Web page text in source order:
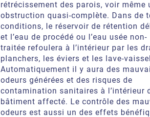
rétrécissement des parois, voir même
obstruction quasi-complète. Dans de
conditions, le réservoir de rétention
et l’eau de procédé ou l’eau usée non-
traitée refoulera à l’intérieur par les
planchers, les éviers et les lave-
Automatiquement il y aura des
odeurs générées et des risques de
contamination sanitaires à l’intérieur
bâtiment affecté. Le contrôle des
odeurs est aussi un des effets